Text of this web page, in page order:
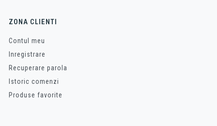
ZONA CLIENTI
Contul meu
Inregistrare
Recuperare parola
Istoric comenzi
Produse favorite